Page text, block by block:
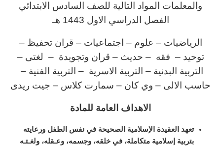
والمعلمات المواد التالية للصف السادس الابتدائي
الفصل الدراسي الاول 1443 هـ
الرياضيات – علوم – اجتماعيات – قرانتحفيظ–
توحيد– فقه – حديث – قران وتجويدة – لغتى–
التربية البدنية – التربية الاسرية – التربية الفنية –
حاسب الالى – وي كان – سمارت كلاس – جيت ريدى
الاهداف العامة للمادة
تعهد العقيدة الإسلامية الصحيحة في نفس الطفل ورعايته
بتربية إسلامية متكاملة، في خلقه، وجسمه، وعـقله، ولغـتـه